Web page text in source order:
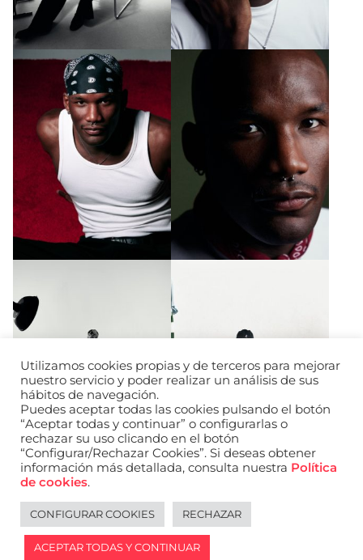
2026 © WANTED
Legal notice Español
Utilizamos cookies propias y de terceros para mejorar
nuestro servicio y poder realizar un análisis de sus
hábitos de navegación.
Puedes aceptar todas las cookies pulsando el botón
“Aceptar todas y continuar” o configurarlas o
rechazar su uso clicando en el botón
“Configurar/Rechazar Cookies”. Si deseas obtener
información más detallada, consulta nuestra Política
de cookies.
CONFIGURAR COOKIES RECHAZAR
ACEPTAR TODAS Y CONTINUAR